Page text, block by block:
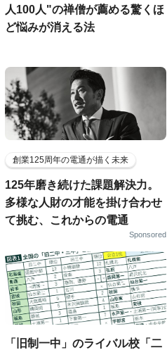
人100人"の禅僧が薦める驚くほ
ど悩みが消える法
創業125周年の電通が描く未来
125年磨き続けた課題解決力。
多様な人財の才能を掛け合わせ
て挑む、これからの電通
Sponsored
「旧制一中」のライバル校「二